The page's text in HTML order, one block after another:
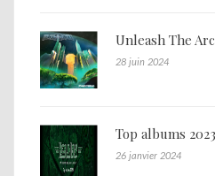
Unleash The
28 juin 2024
Top albums 2023
26 janvier 2024